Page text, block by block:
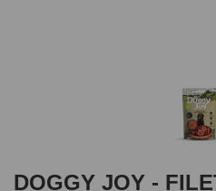
DOGGY JOY -